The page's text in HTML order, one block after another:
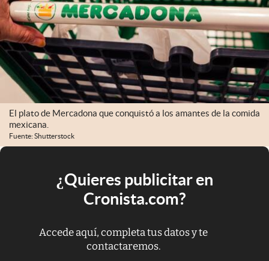
El plato de Mercadona que conquistó a los amantes de la comida
mexicana.
Fuente: Shutterstock
¿Quieres publicitar en
Cronista.com?
Accede aquí, completa tus datos y te
contactaremos.